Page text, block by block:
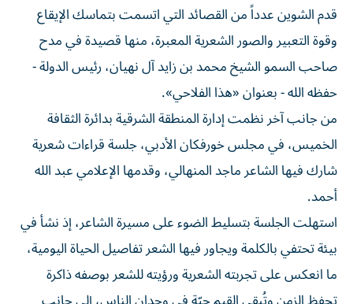
قدم الشوين عدداً من القصائد التي اتسمت بتماسك الإيقاع
وقوة التعبير والصور الشعرية المعبرة، منها قصيدة في مدح
صاحب السمو الشيخ محمد بن زايد آل نهيان، رئيس الدولة -
حفظه الله - بعنوان «هذا الفلاحي».
من جانب آخر نظمت إدارة المنطقة الشرقية بدائرة الثقافة
الخميس، في مجلس خورفكان الأدبي، جلسة قراءات شعرية
شارك فيها الشاعر ماجد المنهالي، وقدمها الإعلامي عبد الله
أحمد.
استهلت الجلسة بتسليط الضوء على مسيرة الشاعر، إذ نشأ في
بيئة تحتفي بالكلمة ويجاور فيها الشعر تفاصيل الحياة اليومية،
ما انعكس على تجربته الشعرية ورؤيته للشعر بوصفه ذاكرة